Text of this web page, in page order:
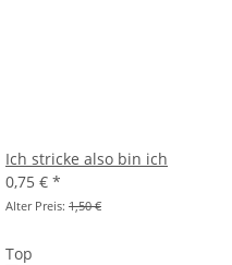
Ich stricke also bin ich
0,75 € *
Alter Preis: 1,50 €
Top